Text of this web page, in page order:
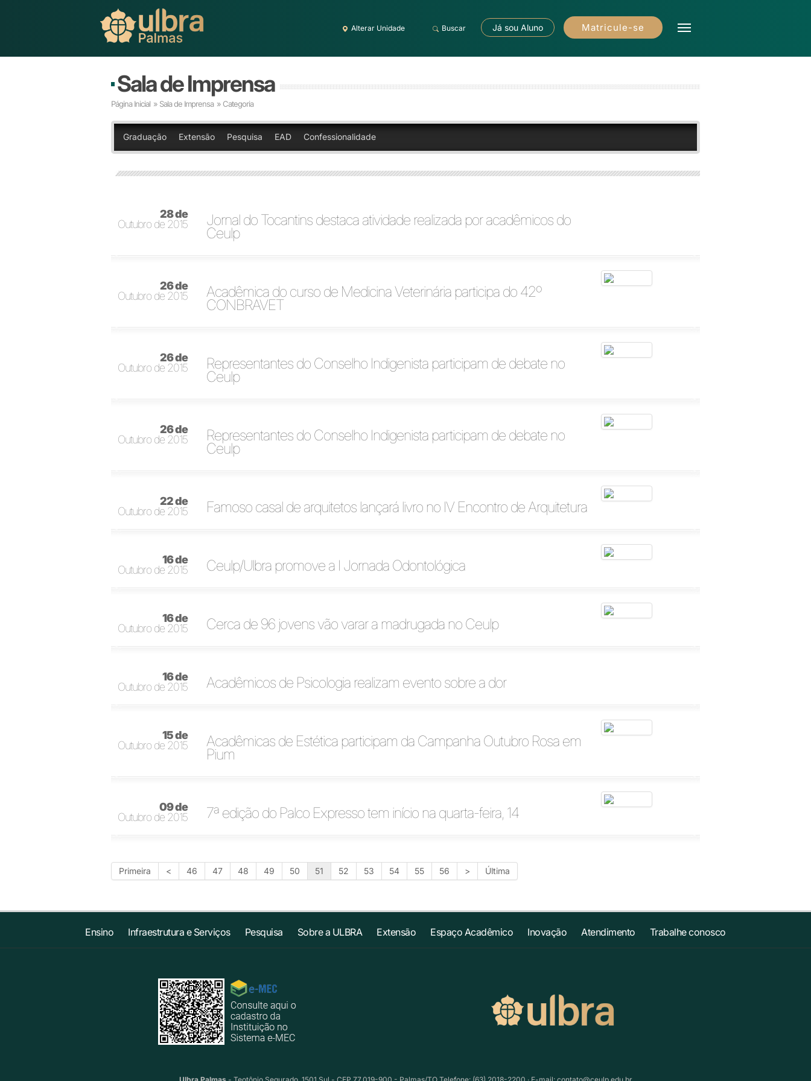
Alterar Unidade Buscar Já sou Aluno Matricule-se
Sala de Imprensa
Página Inicial » Sala de Imprensa » Categoria
Graduação Extensão Pesquisa EAD Confessionalidade
28 de
Outubro de 2015
Jornal do Tocantins destaca atividade realizada por acadêmicos do
Ceulp
26 de
Outubro de 2015
Acadêmica do curso de Medicina Veterinária participa do 42º
CONBRAVET
26 de
Outubro de 2015
Representantes do Conselho Indigenista participam de debate no
Ceulp
26 de
Outubro de 2015
Representantes do Conselho Indigenista participam de debate no
Ceulp
22 de
Outubro de 2015
Famoso casal de arquitetos lançará livro no IV Encontro de Arquitetura
16 de
Outubro de 2015
Ceulp/Ulbra promove a I Jornada Odontológica
16 de
Outubro de 2015
Cerca de 96 jovens vão varar a madrugada no Ceulp
16 de
Outubro de 2015
Acadêmicos de Psicologia realizam evento sobre a dor
15 de
Outubro de 2015
Acadêmicas de Estética participam da Campanha Outubro Rosa em
Pium
09 de
Outubro de 2015
7ª edição do Palco Expresso tem início na quarta-feira, 14
Primeira < 46 47 48 49 50 51 52 53 54 55 56 > Última
Ensino Infraestrutura e Serviços Pesquisa Sobre a ULBRA Extensão Espaço Acadêmico Inovação Atendimento Trabalhe conosco